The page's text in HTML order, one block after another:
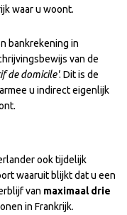
waar u woont.
bankrekening in
van de
de domicile'. Dit is de
u indirect eigenlijk
ook tijdelijk
waaruit blijkt dat u een
van maximaal drie
in Frankrijk.